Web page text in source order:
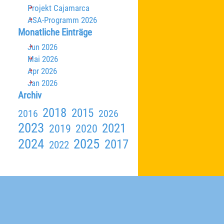
Projekt Cajamarca
ASA-Programm 2026
Block überspringen Monatliche Einträge
Monatliche Einträge
Jun 2026
Mai 2026
Apr 2026
Jan 2026
Block überspringen Archiv
Archiv
2016 2018 2015 2026
2023 2019 2020 2021
2024 2022 2025 2017